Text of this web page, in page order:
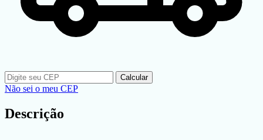
Calcular
Não sei o meu CEP
Descrição